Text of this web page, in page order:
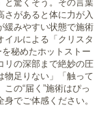
と驚くそう。その言葉
さがあると体に力が入
緩みやすい状態で施術
イルによる「クリスタ
秘めたホットストー
リの深部まで絶妙の圧
物足りない」「触って
の“届く”施術はぴっ
でご体感ください。